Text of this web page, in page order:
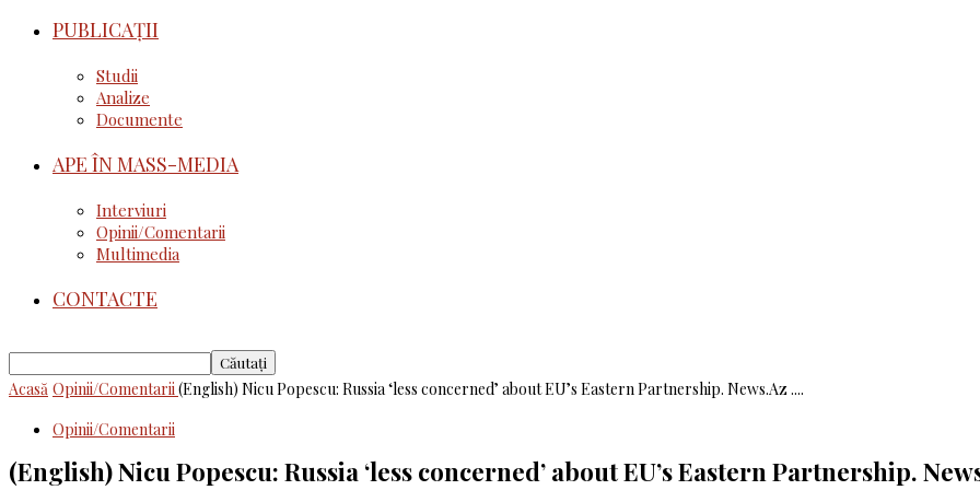
PUBLICAȚII
Studii
Analize
Documente
APE ÎN MASS-MEDIA
Interviuri
Opinii/Comentarii
Multimedia
CONTACTE
Acasă Opinii/Comentarii(English) Nicu Popescu: Russia ‘less concerned’ about EU’s Eastern Partnership. News.Az ....
Opinii/Comentarii
(English) Nicu Popescu: Russia ‘less concerned’ about EU’s Eastern Partnership.